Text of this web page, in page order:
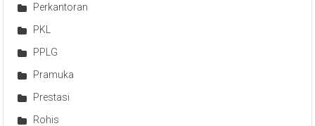
Perkantoran
PKL
PPLG
Pramuka
Prestasi
Rohis